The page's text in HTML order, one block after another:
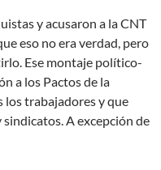
y acusaron a la CNT
eso no era verdad, pero
Ese montaje político-
a los Pactos de la
los trabajadores y que
A excepción de